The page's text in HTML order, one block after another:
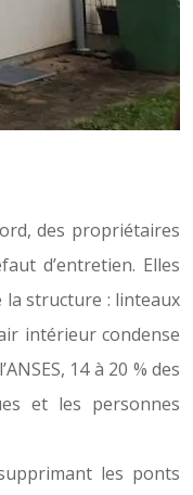
des propriétaires
d’entretien. Elles
la structure : linteaux
intérieur condense
14 à 20 % des
et les personnes
les ponts